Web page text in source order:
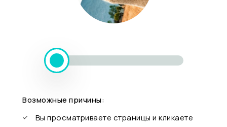
Возможные причины:
Вы просматриваете страницы и кликаете